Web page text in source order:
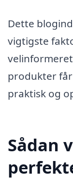
Dette
vigtigste
produkter
praktisk og
Sådan